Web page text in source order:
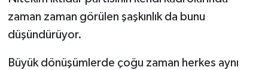
zaman zaman görülen şaşkınlık da bunu
düşündürüyor.
Büyük dönüşümlerde çoğu zaman herkes aynı